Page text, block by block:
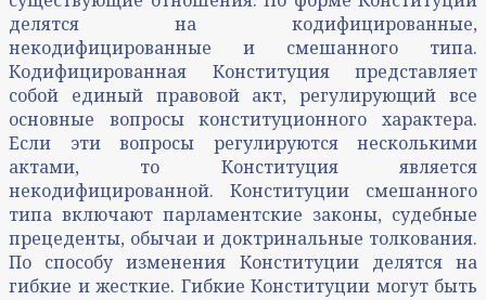
делятся на кодифицированные,
некодифицированные и смешанного типа.
Кодифицированная Конституция представляет
собой единый правовой акт, регулирующий все
основные вопросы конституционного характера.
Если эти вопросы регулируются несколькими
актами, то Конституция является
некодифицированной. Конституции смешанного
типа включают парламентские законы, судебные
прецеденты, обычаи и доктринальные толкования.
По способу изменения Конституции делятся на
гибкие и жесткие. Гибкие Конституции могут быть